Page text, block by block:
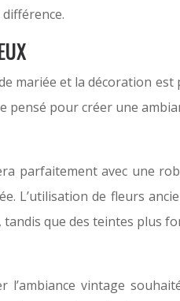
mariée et la décoration
pensé pour créer une
parfaitement avec une
L’utilisation de fleurs
que des teintes plus
vintage